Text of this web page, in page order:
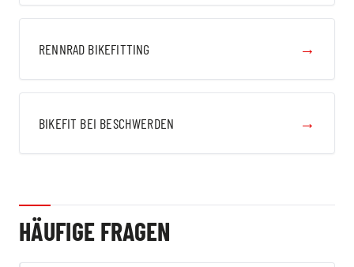
RENNRAD BIKEFITTING →
BIKEFIT BEI BESCHWERDEN →
HÄUFIGE FRAGEN